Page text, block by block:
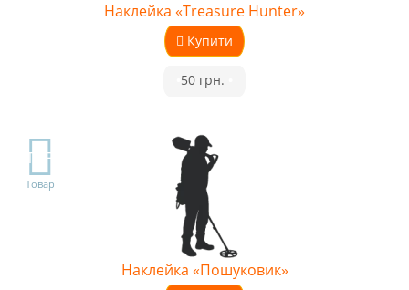
Наклейка «Treasure Hunter»
Купити
50 грн.
TOP
Товар
Наклейка «Пошуковик»